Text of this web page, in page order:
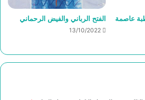
عاصمة
الفتح الرباني والفيض الرحماني
13/10/2022